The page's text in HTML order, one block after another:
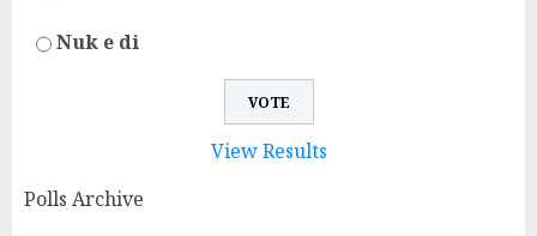
Nuk e di
View Results
Polls Archive